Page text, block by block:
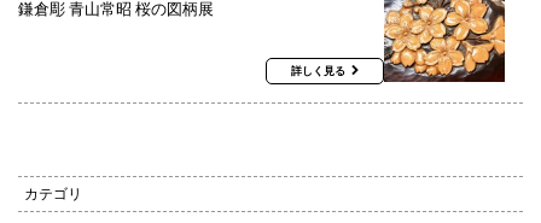
鎌倉彫 青山常昭 桜の図柄展
詳しく見る
カテゴリ